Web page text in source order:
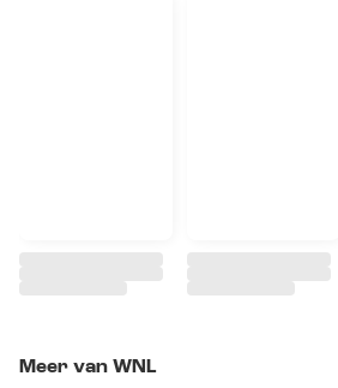
Meer van WNL